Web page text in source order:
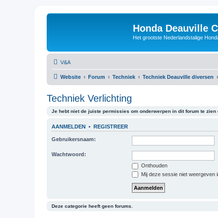
Honda Deauville
Het grootste Nederlandstalige
V&A
Website Forum Techniek Techniek Deauville diversen
Techniek Verlichting
Je hebt niet de juiste permissies om onderwerpen in dit forum te zien
AANMELDEN • REGISTREER
Gebruikersnaam:
Wachtwoord:
Onthouden
Mij deze sessie niet weergeven
Deze categorie heeft geen forums.